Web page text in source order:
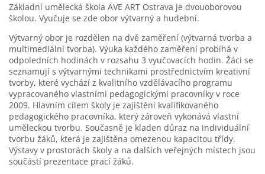
Základní umělecká škola AVE ART Ostrava je dvouoborovou
školou. Vyučuje se zde obor výtvarný a hudební.
Výtvarný obor je rozdělen na dvě zaměření (výtvarná tvorba a
multimediální tvorba). Výuka každého zaměření probíhá v
odpoledních hodinách v rozsahu 3 vyučovacích hodin. Žáci se
seznamují s výtvarnými technikami prostřednictvím kreativní
tvorby, které vychází z kvalitního vzdělávacího programu
vypracovaného vlastními pedagogickými pracovníky v roce
2009. Hlavním cílem školy je zajištění kvalifikovaného
pedagogického pracovníka, který zároveň vykonává vlastní
uměleckou tvorbu. Současně je kladen důraz na individuální
tvorbu žáků, která je zajištěna omezenou kapacitou třídy.
Výstavy v prostorách školy a na dalších veřejných místech jsou
součástí prezentace prací žáků.